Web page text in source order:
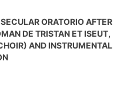
ORATORIO AFTER
DE TRISTAN ET ISEUT,
AND INSTRUMENTAL